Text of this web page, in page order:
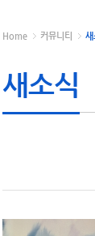
Home 커뮤니티 새
새소식